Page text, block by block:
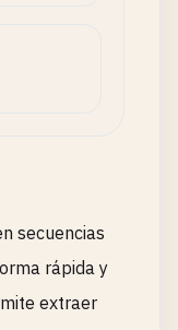
secuencias
rápida y
extraer